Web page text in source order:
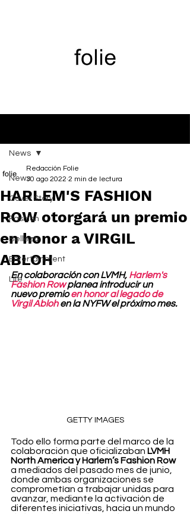
News
Cover Story
Fashion
Belleza
Entertainment
Life
News
HARLEM'S FASHION
ROW otorgará un premio
en honor a VIRGIL
ABLOH
Redacción Folie
30 ago 2022 2 min de lectura
En colaboración con LVMH, Harlem's
Fashion Row planea introducir un
nuevo premio en honor al legado de
Virgil Abloh en la NYFW el próximo mes.
GETTY IMAGES
Todo ello forma parte del marco de la
colaboración que oficializaban LVMH
North America y Harlem’s Fashion Row
a mediados del pasado mes de junio,
donde ambas organizaciones se
comprometían a trabajar unidas para
avanzar, mediante la activación de
diferentes iniciativas, hacia un mundo